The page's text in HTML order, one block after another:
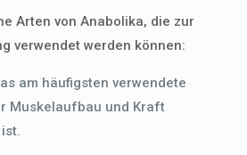
Arten von Anabolika, die zur
verwendet werden können:
am häufigsten verwendete
Muskelaufbau und Kraft